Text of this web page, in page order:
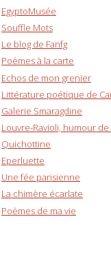
EgyptoMusée
Souffle Mots
Le blog de Fanfg
Poèmes à la carte
Echos de mon grenier
Littérature poétique de
Galerie Smaragdine
Louvre-Ravioli, humour
Quichottine
Eperluette
Une fée parisienne
La chimère écarlate
Poèmes de ma vie